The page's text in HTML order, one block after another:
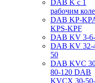
DAB K с 1
рабочим
DAB KP-
KPS-KPF
DAB KV 3-
DAB KV 32-
50
DAB KVC
80-120 DAB
KVCX 30-